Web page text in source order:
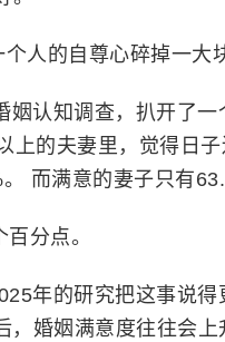
人的自尊心碎掉一大
姻认知调查，扒开了一
上的夫妻里，觉得日
而满意的妻子只有
分点。
年的研究把这事说得
，婚姻满意度往往会上